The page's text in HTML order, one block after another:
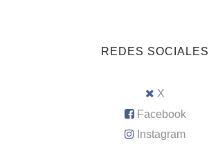
REDES SOCIALES
X
Facebook
Instagram